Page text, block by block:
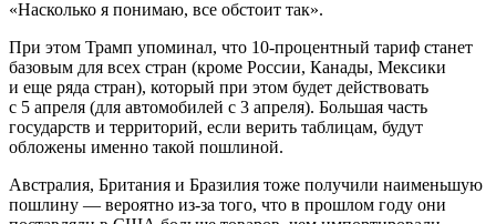
«Насколько я понимаю, все обстоит так».
При этом Трамп упоминал, что 10-процентный тариф станет
базовым для всех стран (кроме России, Канады, Мексики
и еще ряда стран), который при этом будет действовать
с 5 апреля (для автомобилей с 3 апреля). Большая часть
государств и территорий, если верить таблицам, будут
обложены именно такой пошлиной.
Австралия, Британия и Бразилия тоже получили наименьшую
пошлину — вероятно из-за того, что в прошлом году они